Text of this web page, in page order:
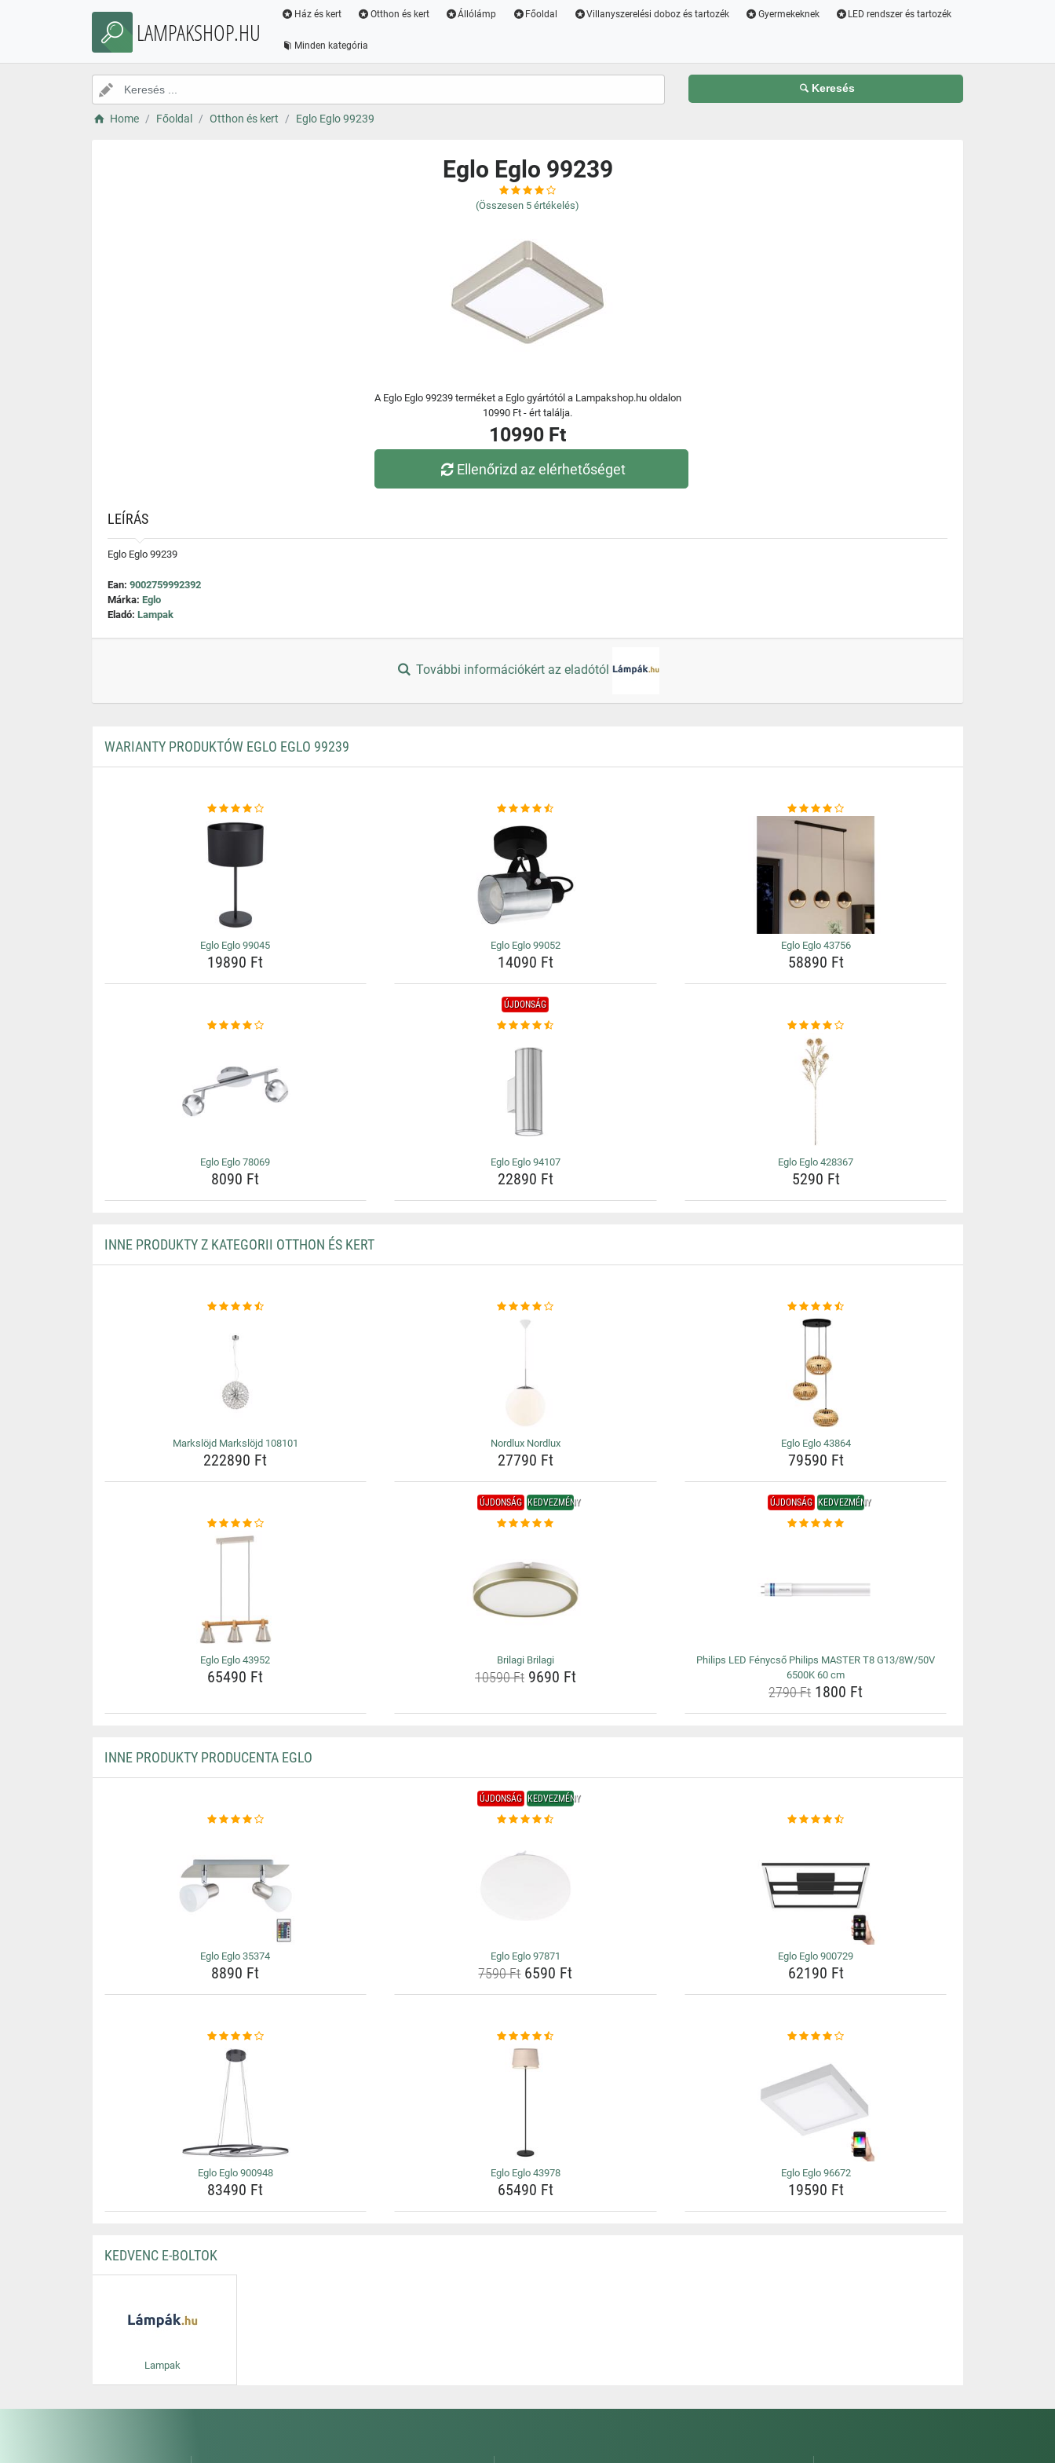
LAMPAKSHOP.HU
Ház és kert Otthon és kert Állólámp Főoldal Villanyszerelési doboz és tartozék Gyermekeknek LED rendszer és tartozék
Minden kategória
Keresés
Home Főoldal Otthon és kert Eglo Eglo 99239
Eglo Eglo 99239
(Összesen 5 értékelés)
A Eglo Eglo 99239 terméket a Eglo gyártótól a Lampakshop.hu oldalon
10990 Ft - ért találja.
10990 Ft
Ellenőrizd az elérhetőséget
LEÍRÁS
Eglo Eglo 99239
Ean: 9002759992392
Márka: Eglo
Eladó: Lampak
További információkért az eladótól
WARIANTY PRODUKTÓW EGLO EGLO 99239
Eglo Eglo 99045
19890 Ft
Eglo Eglo 99052
14090 Ft
Eglo Eglo 43756
58890 Ft
Eglo Eglo 78069
8090 Ft
ÚJDONSÁG
Eglo Eglo 94107
22890 Ft
Eglo Eglo 428367
5290 Ft
INNE PRODUKTY Z KATEGORII OTTHON ÉS KERT
Markslöjd Markslöjd 108101
222890 Ft
Nordlux Nordlux
27790 Ft
Eglo Eglo 43864
79590 Ft
Eglo Eglo 43952
65490 Ft
ÚJDONSÁG KEDVEZMÉNY
Brilagi Brilagi
10590 Ft9690 Ft
ÚJDONSÁG KEDVEZMÉNY
Philips LED Fénycső Philips MASTER T8 G13/8W/50V
6500K 60 cm
2790 Ft 1800 Ft
INNE PRODUKTY PRODUCENTA EGLO
Eglo Eglo 35374
8890 Ft
ÚJDONSÁG KEDVEZMÉNY
Eglo Eglo 97871
7590 Ft6590 Ft
Eglo Eglo 900729
62190 Ft
Eglo Eglo 900948
83490 Ft
Eglo Eglo 43978
65490 Ft
Eglo Eglo 96672
19590 Ft
KEDVENC E-BOLTOK
Lampak